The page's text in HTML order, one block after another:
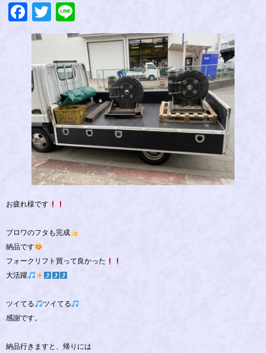
Facebook
Twitter
お疲れ様です
ブロワのフタも完成
納品です
フォークリフト買って良かった
大活躍
ツイてる
ツイてる
感謝です。
納品行きますと、帰りには